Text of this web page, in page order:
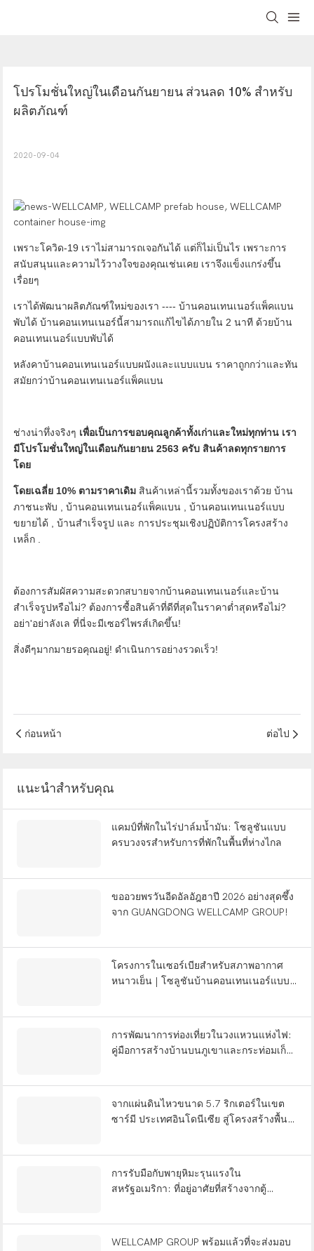
โปรโมชั่นใหญ่ในเดือนกันยายน ส่วนลด 10% สำหรับ
ผลิตภัณฑ์
2020-09-04
เพราะโควิด-19 เราไม่สามารถเจอกันได้ แต่ก็ไม่เป็นไร เพราะการ
สนับสนุนและความไว้วางใจของคุณเช่นเคย เราจึงแข็งแกร่งขึ้น
เรื่อยๆ
เราได้พัฒนาผลิตภัณฑ์ใหม่ของเรา ---- บ้านคอนเทนเนอร์แพ็คแบน
พับได้ บ้านคอนเทนเนอร์นี้สามารถแก้ไขได้ภายใน 2 นาที ด้วยบ้าน
คอนเทนเนอร์แบบพับได้
หลังคาบ้านคอนเทนเนอร์แบบผนังและแบบแบน ราคาถูกกว่าและทัน
สมัยกว่าบ้านคอนเทนเนอร์แพ็คแบน
ช่างน่าทึ่งจริงๆ เพื่อเป็นการขอบคุณลูกค้าทั้งเก่าและใหม่ทุกท่าน เรา
มีโปรโมชั่นใหญ่ในเดือนกันยายน 2563 ครับ สินค้าลดทุกรายการ
โดย
โดยเฉลี่ย 10% ตามราคาเดิม สินค้าเหล่านี้รวมทั้งของเราด้วยบ้าน
ภาชนะพับ ,บ้านคอนเทนเนอร์แพ็คแบน ,บ้านคอนเทนเนอร์แบบ
ขยายได้ ,บ้านสำเร็จรูป และ การประชุมเชิงปฏิบัติการโครงสร้าง
เหล็ก .
ต้องการสัมผัสความสะดวกสบายจากบ้านคอนเทนเนอร์และบ้าน
สำเร็จรูปหรือไม่? ต้องการซื้อสินค้าที่ดีที่สุดในราคาต่ำสุดหรือไม่?
อย่า'อย่าลังเล ที่นี่จะมีเซอร์ไพรส์เกิดขึ้น!
สิ่งดีๆมากมายรอคุณอยู่! ดำเนินการอย่างรวดเร็ว!
ก่อนหน้า ต่อไป
แนะนำสำหรับคุณ
แคมป์ที่พักในไร่ปาล์มน้ำมัน: โซลูชันแบบ
ครบวงจรสำหรับการที่พักในพื้นที่ห่างไกล
ขออวยพรวันอีดอัลอัฎฮาปี 2026 อย่างสุดซึ้ง
จาก GUANGDONG WELLCAMP GROUP!
โครงการในเซอร์เบียสำหรับสภาพอากาศ
หนาวเย็น | โซลูชันบ้านคอนเทนเนอร์แบบ
การพัฒนาการท่องเที่ยวในวงแหวนแห่งไฟ:
คู่มือการสร้างบ้านบนภูเขาและกระท่อมเก็บ
จากแผ่นดินไหวขนาด 5.7 ริกเตอร์ในเขต
ซาร์มี ประเทศอินโดนีเซีย สู่โครงสร้างพื้น
การรับมือกับพายุหิมะรุนแรงใน
สหรัฐอเมริกา: ที่อยู่อาศัยที่สร้างจากตู้
WELLCAMP GROUP พร้อมแล้วที่จะส่งมอบ